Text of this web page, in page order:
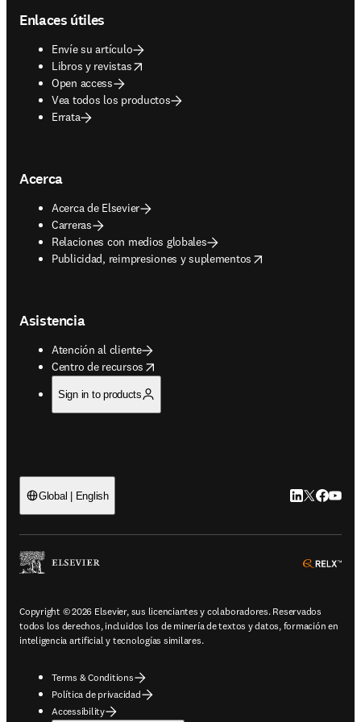
Enlaces útiles
Envíe su artículo
Libros y revistas
opens in new tab/window
Open access
Vea todos los productos
Errata
Acerca
Acerca de Elsevier
Carreras
Relaciones con medios globales
Publicidad, reimpresiones y suplementos
opens in new tab/window
Asistencia
Atención al cliente
Centro de recursos
opens in new tab/window
Sign in to products
Global | English LinkedIn se
Twitter se
Copyright © 2026 Elsevier, sus licenciantes y colaboradores. Reservados
todos los derechos, incluidos los de minería de textos y datos, formación en
inteligencia artificial y tecnologías similares.
Terms & Conditions
Política de privacidad
Accessibility